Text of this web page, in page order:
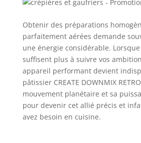
Obtenir des préparations
parfaitement aérées demande
une énergie considérable.
suffisent plus à suivre vos
appareil performant devient
pâtissier CREATE DOWNMIX
mouvement planétaire et sa
pour devenir cet allié précis et
avez besoin en cuisine.